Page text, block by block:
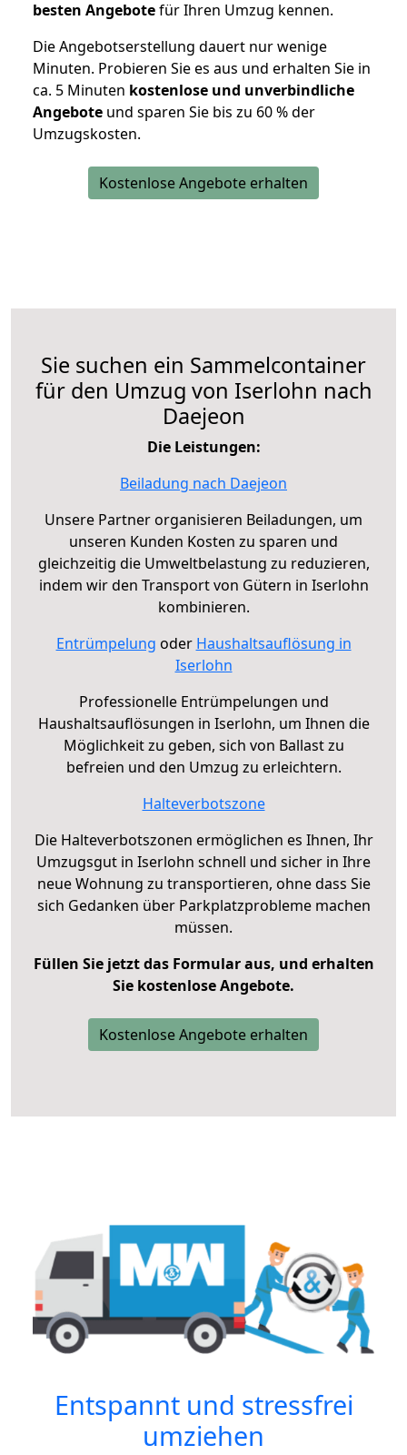
besten Angebotefür Ihren Umzug kennen.
Die Angebotserstellung dauert nur wenige
Minuten. Probieren Sie es aus und erhalten Sie in
ca. 5 Minuten kostenlose und unverbindliche
Angebote und sparen Sie bis zu 60 % der
Umzugskosten.
Kostenlose Angebote erhalten
Sie suchen ein Sammelcontainer
für den Umzug von Iserlohn nach
Daejeon
Die Leistungen:
Beiladung nach Daejeon
Unsere Partner organisieren Beiladungen, um
unseren Kunden Kosten zu sparen und
gleichzeitig die Umweltbelastung zu reduzieren,
indem wir den Transport von Gütern in Iserlohn
kombinieren.
Entrümpelung oder Haushaltsauflösung in
Iserlohn
Professionelle Entrümpelungen und
Haushaltsauflösungen in Iserlohn, um Ihnen die
Möglichkeit zu geben, sich von Ballast zu
befreien und den Umzug zu erleichtern.
Halteverbotszone
Die Halteverbotszonen ermöglichen es Ihnen, Ihr
Umzugsgut in Iserlohn schnell und sicher in Ihre
neue Wohnung zu transportieren, ohne dass Sie
sich Gedanken über Parkplatzprobleme machen
müssen.
Füllen Sie jetzt das Formular aus, und erhalten
Sie kostenlose Angebote.
Kostenlose Angebote erhalten
Entspannt und stressfrei
umziehen